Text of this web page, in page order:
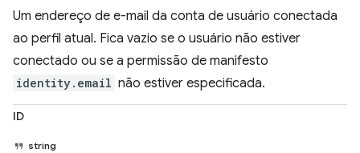
Um endereço de e-mail da conta de usuário conectada
ao perfil atual. Fica vazio se o usuário não estiver
conectado ou se a permissão de manifesto
identity.email não estiver especificada.
ID
string